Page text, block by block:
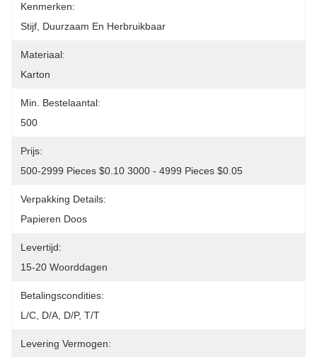
Kenmerken:
Stijf, Duurzaam En Herbruikbaar
Materiaal:
Karton
Min. Bestelaantal:
500
Prijs:
500-2999 Pieces $0.10 3000 - 4999 Pieces $0.05
Verpakking Details:
Papieren Doos
Levertijd:
15-20 Woorddagen
Betalingscondities:
L/C, D/A, D/P, T/T
Levering Vermogen: